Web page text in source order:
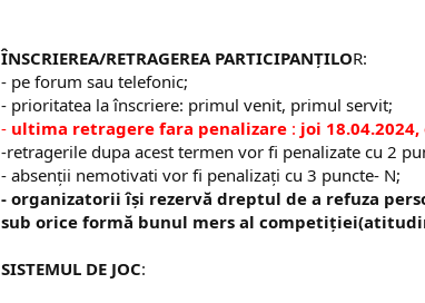
ÎNSCRIEREA/RETRAGEREA PARTICIPANȚILOR:
- pe forum sau telefonic;
- prioritatea la înscriere: primul venit, primul servit;
- ultima retragere fara penalizare : joi 18.04.2024,
-retragerile dupa acest termen vor fi penalizate cu 2
- absenții nemotivati vor fi penalizați cu 3 puncte- N;
- organizatorii își rezervă dreptul de a refuza
sub orice formă bunul mers al
SISTEMUL DE JOC: